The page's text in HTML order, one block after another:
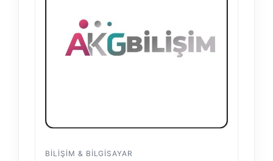
BILIŞIM & BILGISAYAR